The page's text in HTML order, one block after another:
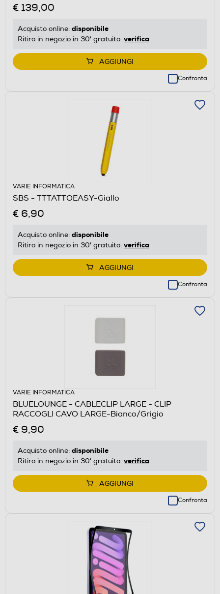
€ 139,00
Acquisto online: disponibile
Ritiro in negozio in 30' gratuito: verifica
AGGIUNGI
Confronta
VARIE INFORMATICA
SBS - TTTATTOEASY-Giallo
€ 6,90
Acquisto online: disponibile
Ritiro in negozio in 30' gratuito: verifica
AGGIUNGI
Confronta
VARIE INFORMATICA
BLUELOUNGE - CABLECLIP LARGE - CLIP
RACCOGLI CAVO LARGE-Bianco/Grigio
€ 9,90
Acquisto online: disponibile
Ritiro in negozio in 30' gratuito: verifica
AGGIUNGI
Confronta